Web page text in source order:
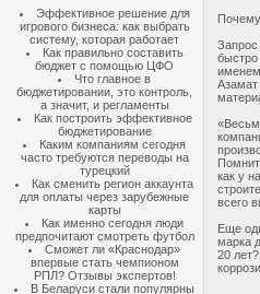
Эффективное решение для
игрового бизнеса: как выбрать
систему, которая работает
Как правильно составить
бюджет с помощью ЦФО
Что главное в
бюджетировании, это контроль,
а значит, и регламенты
Как построить эффективное
бюджетирование
Каким компаниям сегодня
часто требуются переводы на
турецкий
Как сменить регион аккаунта
для оплаты через зарубежные
карты
Как именно сегодня люди
предпочитают смотреть футбол
Сможет ли «Краснодар»
впервые стать чемпионом
РПЛ? Отзывы экспертов!
В Беларуси стали популярны
как у
всего
Еще
марка
20